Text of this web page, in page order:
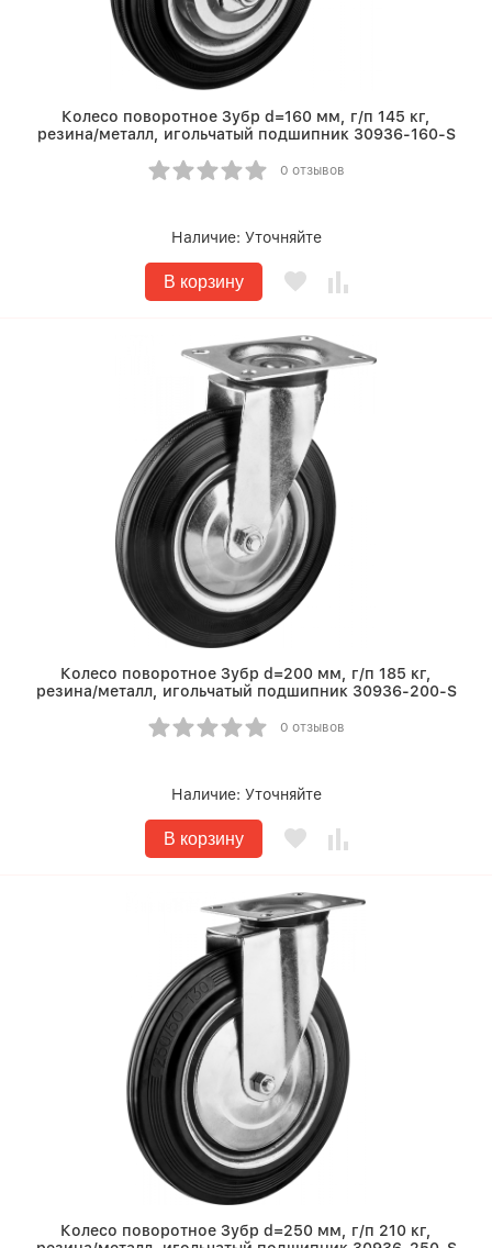
Колесо поворотное Зубр d=160 мм, г/п 145 кг,
резина/металл, игольчатый подшипник 30936-160-S
0 отзывов
Наличие: Уточняйте
В корзину
Колесо поворотное Зубр d=200 мм, г/п 185 кг,
резина/металл, игольчатый подшипник 30936-200-S
0 отзывов
Наличие: Уточняйте
В корзину
Колесо поворотное Зубр d=250 мм, г/п 210 кг,